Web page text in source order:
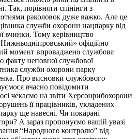
Так, порівняти спінінги з
раколовок дуже важко. Але це
служби охорони нацпарку від
вчинки. Тому керівництво
офіційно
момент впроваджено службове
факту неповної службової
служби охорони парку
Про висновки службового
вчасно повідомити
чекаємо на звіти Херсонрибохорони
її працівників, укладених
ще навесні. Чи покарані
А зараз пропонуємо вашій увазі
“Народного контролю” від